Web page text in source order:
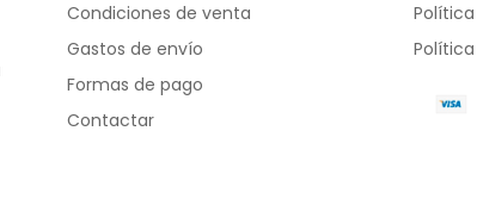
Condiciones de venta
Gastos de envío
Formas de pago
Contactar